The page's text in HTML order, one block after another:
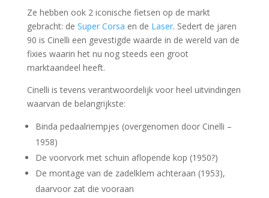
Ze hebben ook 2 iconische fietsen op de markt
gebracht: de Super Corsa en de Laser. Sedert de jaren
90 is Cinelli een gevestigde waarde in de wereld van de
fixies waarin het nu nog steeds een groot
marktaandeel heeft.
Cinelli is tevens verantwoordelijk voor heel uitvindingen
waarvan de belangrijkste:
Binda pedaalriempjes (overgenomen door Cinelli –
1958)
De voorvork met schuin aflopende kop (1950?)
De montage van de zadelklem achteraan (1953),
daarvoor zat die vooraan